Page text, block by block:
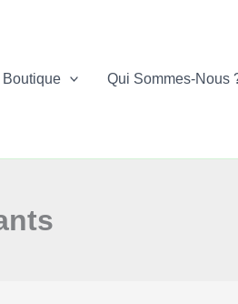
Boutique Qui Sommes-Nous